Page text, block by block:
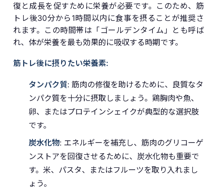
復と成長を促すために栄養が必要です。このため、筋
トレ後30分から1時間以内に食事を摂ることが推奨さ
れます。この時間帯は「ゴールデンタイム」とも呼ば
れ、体が栄養を最も効果的に吸収する時期です。
筋トレ後に摂りたい栄養素:
タンパク質: 筋肉の修復を助けるために、良質なタ
ンパク質を十分に摂取しましょう。鶏胸肉や魚、
卵、またはプロテインシェイクが典型的な選択肢
です。
炭水化物: エネルギーを補充し、筋肉のグリコーゲ
ンストアを回復させるために、炭水化物も重要で
す。米、パスタ、またはフルーツを取り入れまし
ょう。